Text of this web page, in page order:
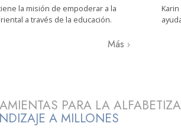
la misión de empoderar a la
a través de la educación.
Más
PARA LA
A MILLONES